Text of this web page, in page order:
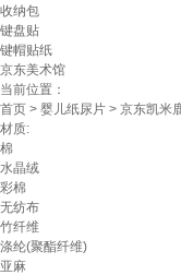
收纳包
键盘贴
键帽贴纸
京东美术馆
当前位置：
首页 > 婴儿纸尿片 > 京东凯米
材质:
棉
水晶绒
彩棉
无纺布
竹纤维
涤纶(聚酯纤维)
亚麻